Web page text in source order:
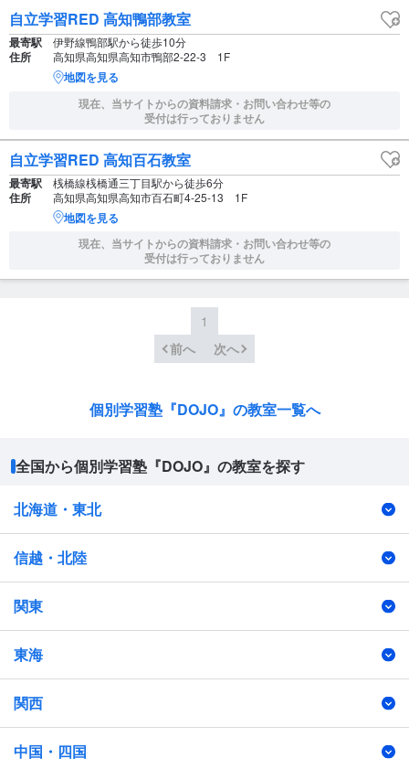
自立学習RED 高知鴨部教室
最寄駅 伊野線鴨部駅から徒歩10分
住所 高知県高知県高知市鴨部2-22-3 1F
地図を見る
現在、当サイトからの資料請求・お問い合わせ等の
受付は行っておりません
自立学習RED 高知百石教室
最寄駅 桟橋線桟橋通三丁目駅から徒歩6分
住所 高知県高知県高知市百石町4-25-13 1F
地図を見る
現在、当サイトからの資料請求・お問い合わせ等の
受付は行っておりません
1
前へ
次へ
個別学習塾『DOJO』の教室一覧へ
全国から個別学習塾『DOJO』の教室を探す
北海道・東北
信越・北陸
関東
東海
関西
中国・四国